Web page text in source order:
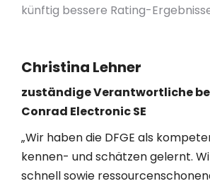
künftig bessere Rating-
Christina Lehner
zuständige Verantwortliche
Conrad Electronic SE
„Wir haben die DFGE als
kennen- und schätzen gelernt.
schnell sowie